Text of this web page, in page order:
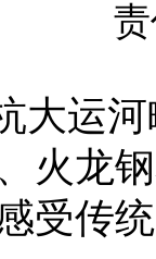
大运
火龙
受传